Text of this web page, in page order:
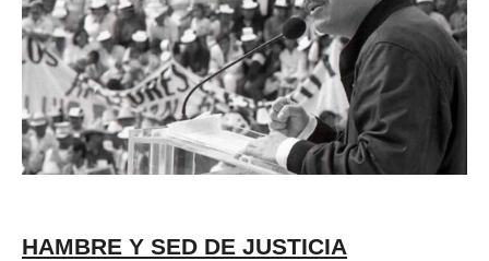
HAMBRE Y SED DE JUSTICIA